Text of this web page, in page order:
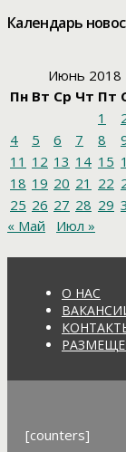
Календарь
Июнь 2018
Пн Вт Ср Чт Пт
1
4
5 6 7 8
11 12 13 14 15
18 19 20 21 22
25 26 27 28 29
« Май
Июл »
О НАС
[counters]